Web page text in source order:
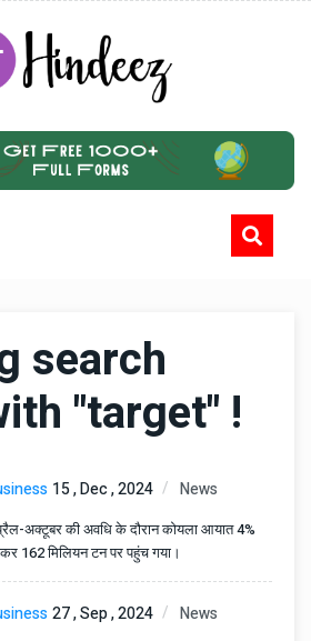
search
"target" !
15 , Dec , 2024 News
अक्टूबर की अवधि के दौरान कोयला आयात 4%
162 मिलियन टन पर पहुंच गया।
27 , Sep , 2024 News